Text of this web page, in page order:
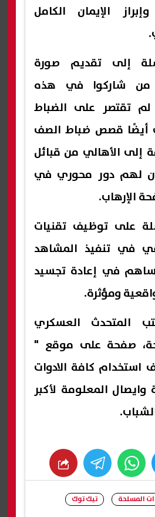
الإيمان الكامل
إلى تقديم صورة
من شاركوا في هذه
لم تقتصر على الضباط
أيضًا قصص ضباط الصف
إلى الأهالي من قبائل
لهم دور محوري في
الإرهاب.
على توظيف تقنيات
في تنفيذ المشاهد
يساهم في إعادة تجسيد
ومؤثرة.
المتحدث العسكري
صفحة على موقع "
استخدام كافة الادوات
وايصال المعلومة لأكبر
whats
المسلحة تيك توك